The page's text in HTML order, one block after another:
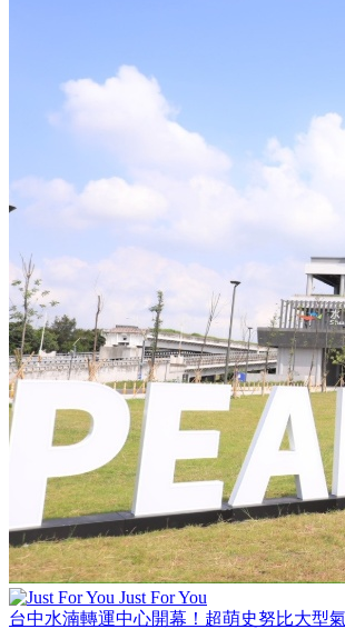
Just For You
台中水湳轉運中心開幕！超萌史努比大型